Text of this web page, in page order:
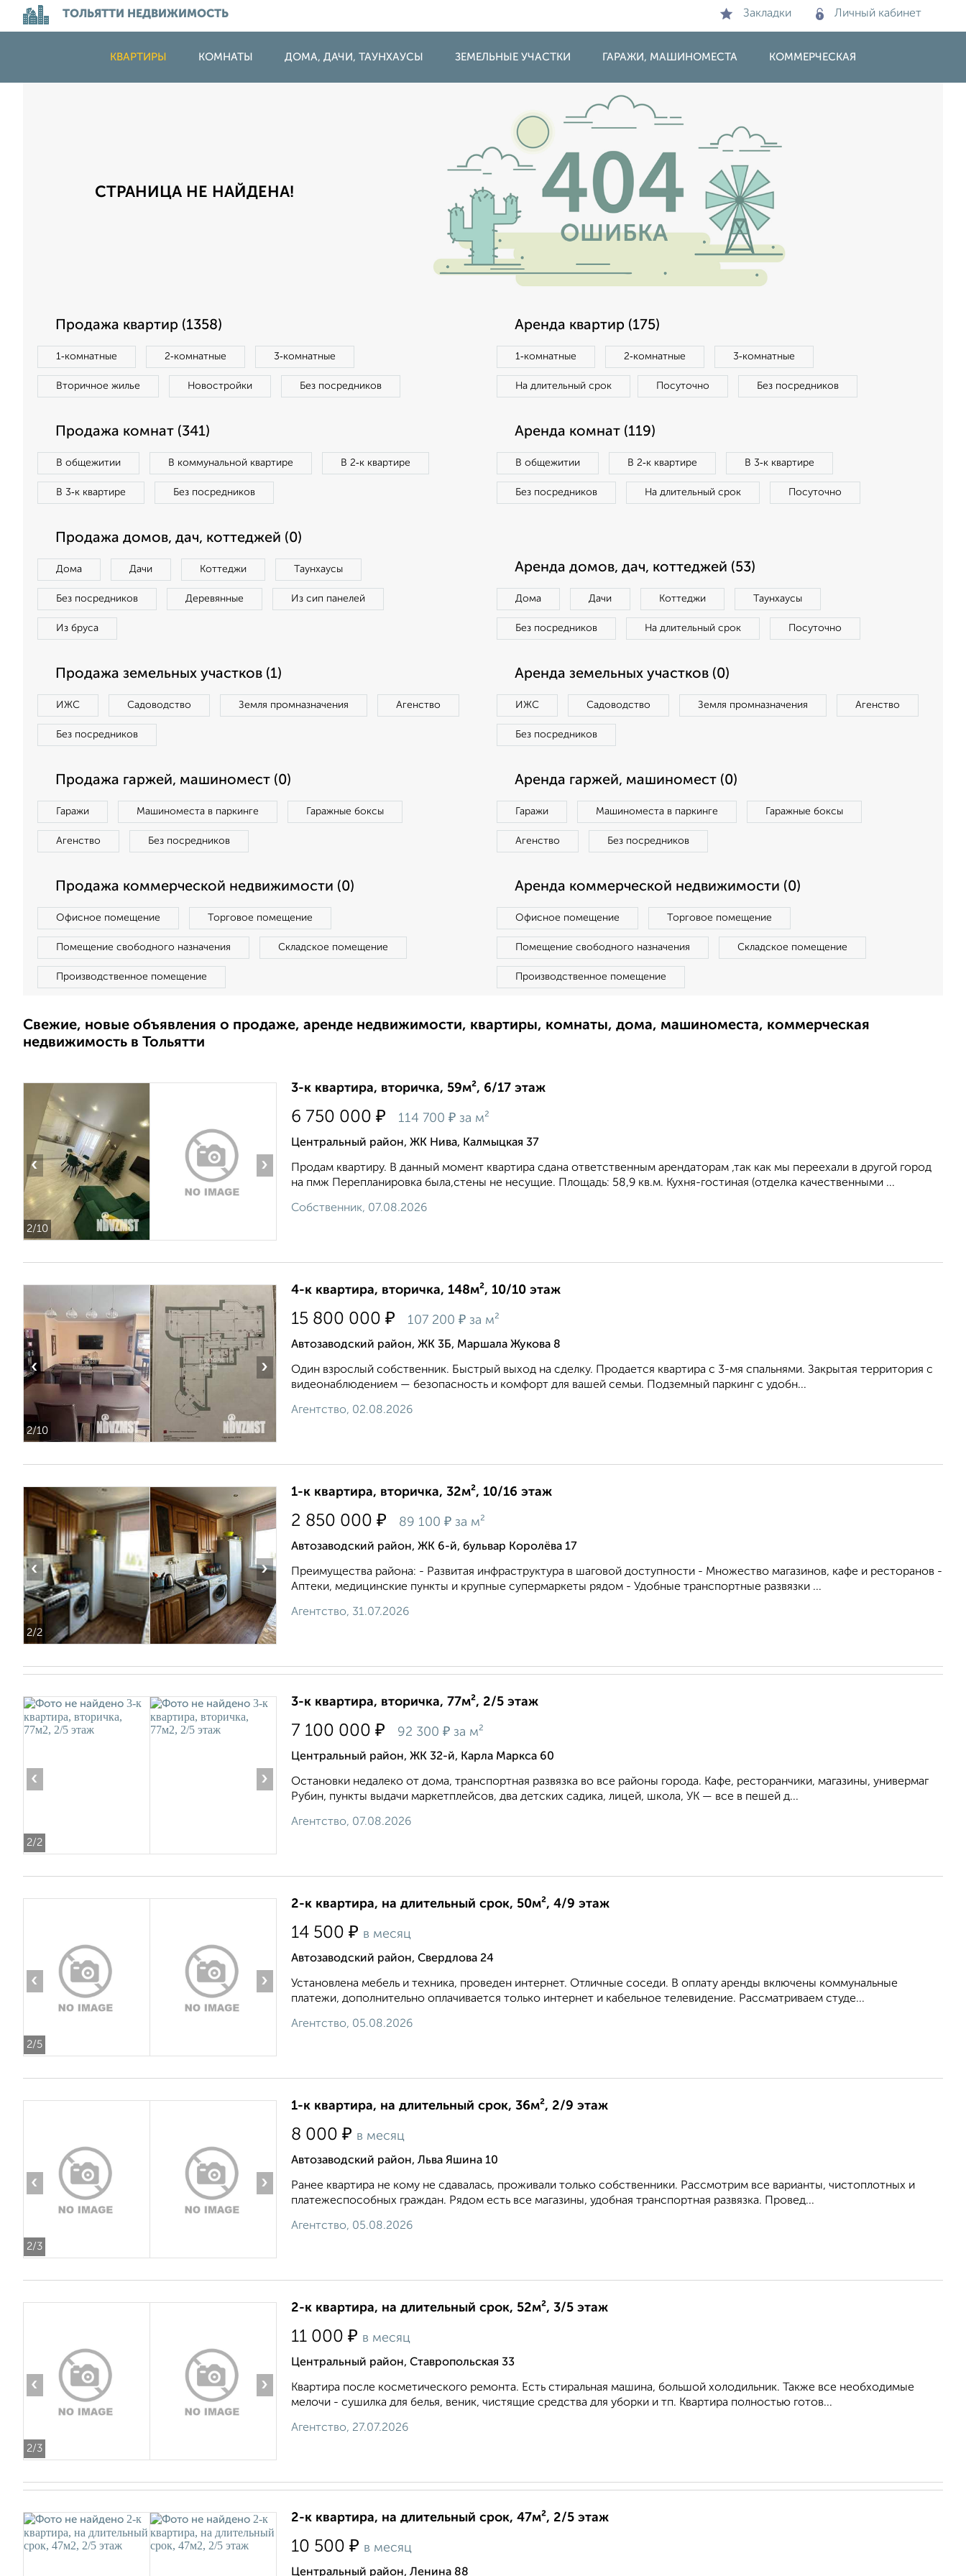
ТОЛЬЯТТИ НЕДВИЖИМОСТЬ Закладки Личный кабинет
КВАРТИРЫ КОМНАТЫ ДОМА, ДАЧИ, ТАУНХАУСЫ ЗЕМЕЛЬНЫЕ УЧАСТКИ ГАРАЖИ, МАШИНОМЕСТА КОММЕРЧЕСКАЯ
СТРАНИЦА НЕ НАЙДЕНА!
Продажа квартир (1358)
1‑комнатные 2‑комнатные 3‑комнатные
Вторичное жилье Новостройки Без посредников
Аренда квартир (175)
1‑комнатные 2‑комнатные 3‑комнатные
На длительный срок Посуточно Без посредников
Продажа комнат (341)
В общежитии В коммунальной квартире В 2‑к квартире
В 3‑к квартире Без посредников
Аренда комнат (119)
В общежитии В 2‑к квартире В 3‑к квартире
Без посредников На длительный срок Посуточно
Продажа домов, дач, коттеджей (0)
Дома Дачи Коттеджи Таунхаусы
Без посредников Деревянные Из сип панелей
Из бруса
Аренда домов, дач, коттеджей (53)
Дома Дачи Коттеджи Таунхаусы
Без посредников На длительный срок Посуточно
Продажа земельных участков (1)
ИЖС Садоводство Земля промназначения Агенство
Без посредников
Аренда земельных участков (0)
ИЖС Садоводство Земля промназначения Агенство
Без посредников
Продажа гаржей, машиномест (0)
Гаражи Машиноместа в паркинге Гаражные боксы
Агенство Без посредников
Аренда гаржей, машиномест (0)
Гаражи Машиноместа в паркинге Гаражные боксы
Агенство Без посредников
Продажа коммерческой недвижимости (0)
Офисное помещение Торговое помещение
Помещение свободного назначения Складское помещение
Производственное помещение
Аренда коммерческой недвижимости (0)
Офисное помещение Торговое помещение
Помещение свободного назначения Складское помещение
Производственное помещение
Свежие, новые объявления о продаже, аренде недвижимости, квартиры, комнаты, дома, машиноместа, коммерческая
недвижимость в Тольятти
2/10
‹ ›
3-к квартира, вторичка, 59м², 6/17 этаж
6 750 000 ₽ 114 700 ₽ за м²
Центральный район, ЖК Нива, Калмыцкая 37
Продам квартиру. В данный момент квартира сдана ответственным арендаторам ,так как мы переехали в другой город
на пмж Перепланировка была,стены не несущие. Площадь: 58,9 кв.м. Кухня-гостиная (отделка качественными ...
Собственник, 07.08.2026
2/10
‹ ›
4-к квартира, вторичка, 148м², 10/10 этаж
15 800 000 ₽ 107 200 ₽ за м²
Автозаводский район, ЖК 3Б, Маршала Жукова 8
Один взрослый собственник. Быстрый выход на сделку. Продается квартира с 3-мя спальнями. Закрытая территория с
видеонаблюдением — безопасность и комфорт для вашей семьи. Подземный паркинг с удобн...
Агентство, 02.08.2026
2/2
‹ ›
1-к квартира, вторичка, 32м², 10/16 этаж
2 850 000 ₽ 89 100 ₽ за м²
Автозаводский район, ЖК 6-й, бульвар Королёва 17
Преимущества района: - Развитая инфраструктура в шаговой доступности - Множество магазинов, кафе и ресторанов -
Аптеки, медицинские пункты и крупные супермаркеты рядом - Удобные транспортные развязки ...
Агентство, 31.07.2026
2/2
‹ ›
3-к квартира, вторичка, 77м², 2/5 этаж
7 100 000 ₽ 92 300 ₽ за м²
Центральный район, ЖК 32-й, Карла Маркса 60
Остановки недалеко от дома, транспортная развязка во все районы города. Кафе, ресторанчики, магазины, универмаг
Рубин, пункты выдачи маркетплейсов, два детских садика, лицей, школа, УК — все в пешей д...
Агентство, 07.08.2026
2/5
‹ ›
2-к квартира, на длительный срок, 50м², 4/9 этаж
14 500 ₽ в месяц
Автозаводский район, Свердлова 24
Установлена мебель и техника, проведен интернет. Отличные соседи. В оплату аренды включены коммунальные
платежи, дополнительно оплачивается только интернет и кабельное телевидение. Рассматриваем студе...
Агентство, 05.08.2026
2/3
‹ ›
1-к квартира, на длительный срок, 36м², 2/9 этаж
8 000 ₽ в месяц
Автозаводский район, Льва Яшина 10
Ранее квартира не кому не сдавалась, проживали только собственники. Рассмотрим все варианты, чистоплотных и
платежеспособных граждан. Рядом есть все магазины, удобная транспортная развязка. Провед...
Агентство, 05.08.2026
2/3
‹ ›
2-к квартира, на длительный срок, 52м², 3/5 этаж
11 000 ₽ в месяц
Центральный район, Ставропольская 33
Квартира после косметического ремонта. Есть стиральная машина, большой холодильник. Также все необходимые
мелочи - сушилка для белья, веник, чистящие средства для уборки и тп. Квартира полностью готов...
Агентство, 27.07.2026
2-к квартира, на длительный срок, 47м², 2/5 этаж
10 500 ₽ в месяц
Центральный район, Ленина 88